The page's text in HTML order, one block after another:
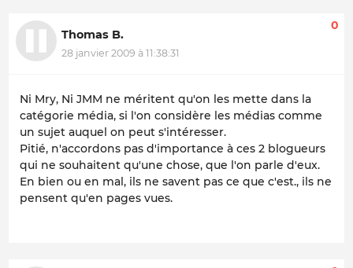
Thomas B.
28 janvier 2009 à 11:38:31
0
Ni Mry, Ni JMM ne méritent qu'on les mette dans la
catégorie média, si l'on considère les médias comme
un sujet auquel on peut s'intéresser.
Pitié, n'accordons pas d'importance à ces 2 blogueurs
qui ne souhaitent qu'une chose, que l'on parle d'eux.
En bien ou en mal, ils ne savent pas ce que c'est., ils ne
pensent qu'en pages vues.